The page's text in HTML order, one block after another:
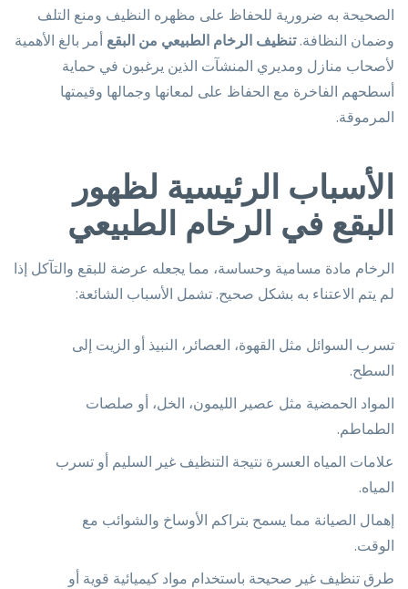
الصحيحة به ضرورية للحفاظ على مظهره النظيف ومنع التلف
وضمان النظافة.تنظيف الرخام الطبيعي من البقع أمر بالغ الأهمية
لأصحاب منازل ومديري المنشآت الذين يرغبون في حماية
أسطحهم الفاخرة مع الحفاظ على لمعانها وجمالها وقيمتها
المرموقة.
الأسباب الرئيسية لظهور
البقع في الرخام الطبيعي
الرخام مادة مسامية وحساسة، مما يجعله عرضة للبقع والتآكل إذا
لم يتم الاعتناء به بشكل صحيح. تشمل الأسباب الشائعة:
تسرب السوائل مثل القهوة، العصائر، النبيذ أو الزيت إلى
السطح.
المواد الحمضية مثل عصير الليمون، الخل، أو صلصات
الطماطم.
علامات المياه العسرة نتيجة التنظيف غير السليم أو تسرب
المياه.
إهمال الصيانة مما يسمح بتراكم الأوساخ والشوائب مع
الوقت.
طرق تنظيف غير صحيحة باستخدام مواد كيميائية قوية أو